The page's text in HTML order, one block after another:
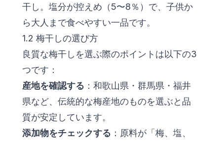
干し。塩分が控えめ（5〜8％）で、子供か
ら大人まで食べやすい一品です。
1.2 梅干しの選び方
良質な梅干しを選ぶ際のポイントは以下の3
つです：
産地を確認する ：和歌山県・群馬県・福井
県など、伝統的な梅産地のものを選ぶと品
質が安定しています。
添加物をチェックする ：原料が「梅、塩、